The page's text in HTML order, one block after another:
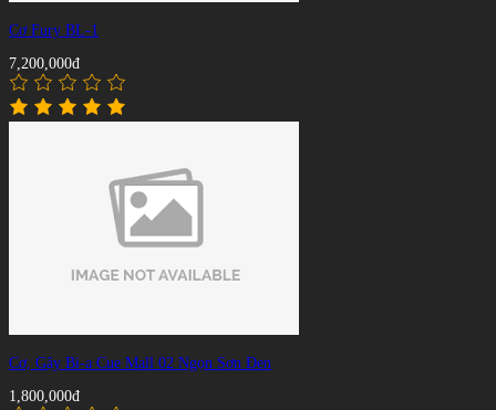
Cơ Fury BL-1
7,200,000đ
Cơ, Gậy Bi-a Cue Mall 02 Ngọn Sơn Đen
1,800,000đ